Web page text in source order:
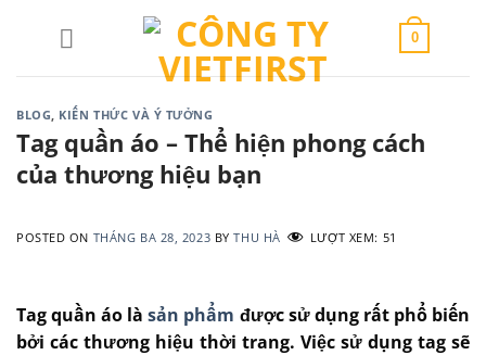
0
BLOG, KIẾN THỨC VÀ Ý TƯỞNG
Tag quần áo – Thể hiện phong cách
của thương hiệu bạn
POSTED ON THÁNG BA 28, 2023 BYTHU HÀ LƯỢT XEM: 51
Tag quần áo làsản phẩm được sử dụng rất phổ biến
bởi các thương hiệu thời trang. Việc sử dụng tag sẽ